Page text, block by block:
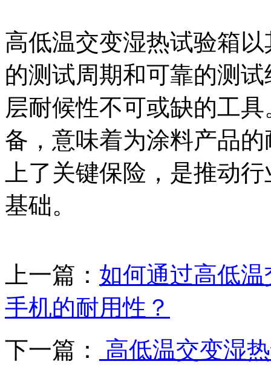
高低温交变湿热试验箱
的测试周期和可靠的测
层耐候性不可或缺的工
备，意味着为涂料产品
上了关键保险，是推动
基础。
上一篇： 如何通过高低
手机的耐用性？
下一篇：
高低温交变湿